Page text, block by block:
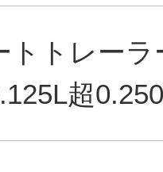
トトレーラ
超